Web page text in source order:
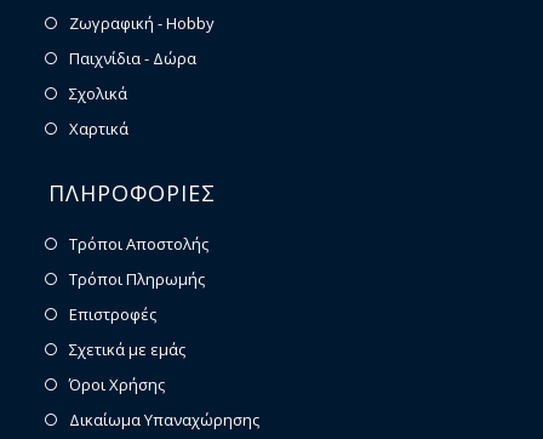
Ζωγραφική - Hobby
Παιχνίδια - Δώρα
Σχολικά
Χαρτικά
ΠΛΗΡΟΦΟΡΙΕΣ
Τρόποι Αποστολής
Τρόποι Πληρωμής
Επιστροφές
Σχετικά με εμάς
Όροι Χρήσης
Δικαίωμα Υπαναχώρησης